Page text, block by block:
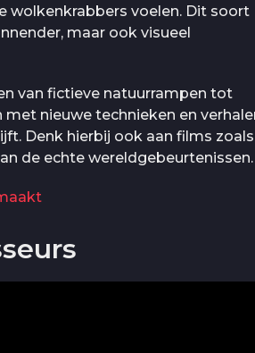
wolkenkrabbers voelen. Dit soort
maar ook visueel
van fictieve natuurrampen tot
nieuwe technieken en
Denk hierbij ook aan films zoals
de echte wereldgebeurtenissen.